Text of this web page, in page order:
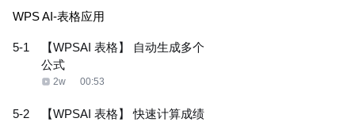
WPS AI-表格应用
5-1
【WPSAI 表格】 自动生成多个
公式
2w 00:53
5-2
【WPSAI 表格】 快速计算成绩